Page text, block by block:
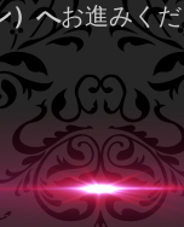
）へお進みく